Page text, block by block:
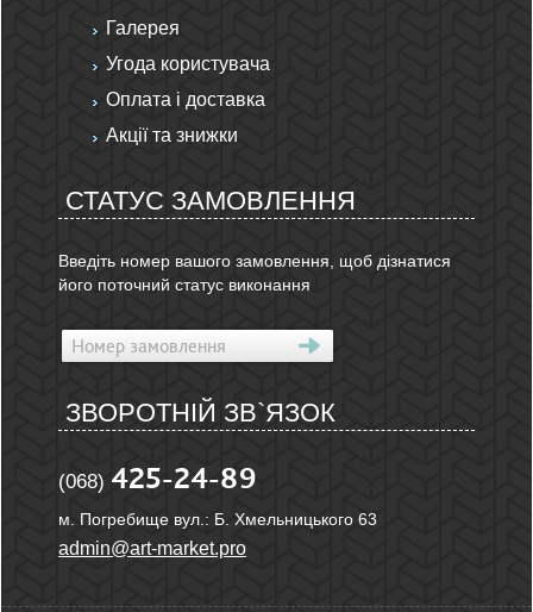
Галерея
Угода користувача
Оплата і доставка
Акції та знижки
СТАТУС ЗАМОВЛЕННЯ
Введіть номер вашого замовлення, щоб дізнатися
його поточний статус виконання
ЗВОРОТНІЙ ЗВ`ЯЗОК
(068) 425-24-89
м. Погребище вул.: Б. Хмельницького 63
admin@art-market.pro